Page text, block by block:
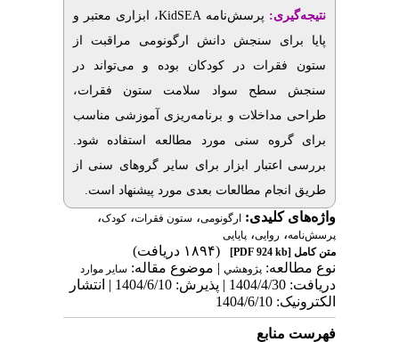
نتیجه‌‌گیری: پرسش‌نامه KidSEA، ابزاری معتبر و
پایا برای سنجش دانش ارگونومی مراقبت از
ستون فقرات در کودکان بوده و می‌تواند در
سنجش سطح سواد سلامت ستون فقرات،
طراحی مداخلات و برنامه‌ریزی آموزشی مناسب
برای گروه سنی مورد مطالعه استفاده شود.
بررسی اعتبار ابزار برای سایر گرو‌های سنی از
طریق انجام مطالعات بعدی مورد پیشنهاد است.
واژه‌های کلیدی: ارگونومی، ستون فقرات، کودک،
پرسش‌نامه، روایی، پایایی
متن کامل [PDF 924 kb]
(۱۸۹۴ دریافت)
نوع مطالعه: پژوهشي| موضوع مقاله: سایر موارد
دریافت: 1404/4/30 | پذیرش: 1404/6/10 | انتشار
الکترونیک: 1404/6/10
فهرست منابع